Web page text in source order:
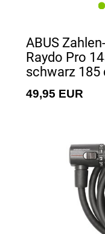
ABUS
Raydo Pro
schwarz 185
49,95 EUR